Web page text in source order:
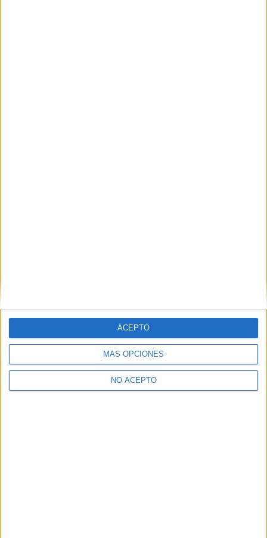
MÁS OPCIONES
NO ACEPTO
ACEPTO